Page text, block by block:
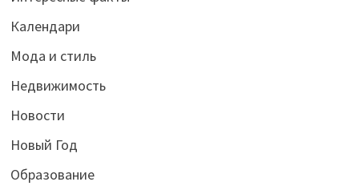
Календари
Мода и стиль
Недвижимость
Новости
Новый Год
Образование